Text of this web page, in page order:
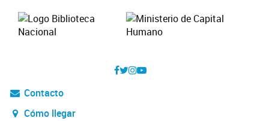
Contacto
Cómo llegar